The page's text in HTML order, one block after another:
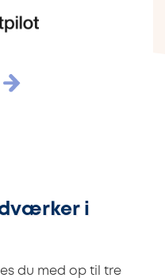
i
du med op til tre